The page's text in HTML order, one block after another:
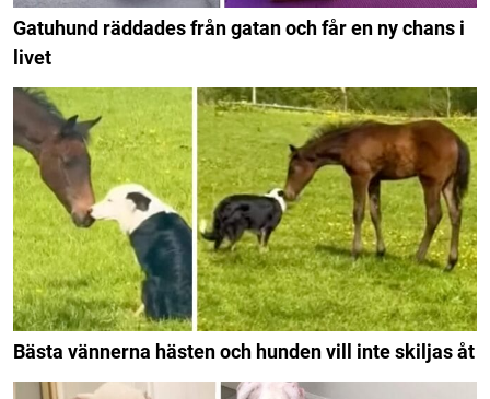
Gatuhund räddades från gatan och får en ny chans i
livet
Bästa vännerna hästen och hunden vill inte skiljas åt